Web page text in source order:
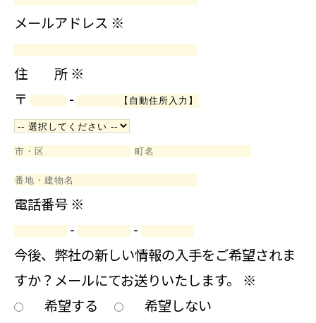
メールアドレス ※
住 所 ※
〒
-
電話番号 ※
-
-
今後、弊社の新しい情報の入手をご希望されま
すか？メールにてお送りいたします。 ※
希望する
希望しない